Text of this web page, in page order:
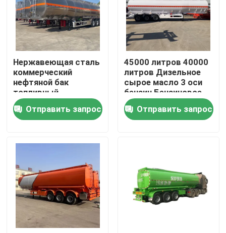
Дом
О нас
Путешествие фабрики
Нержавеющая сталь
коммерческий
нефтяной бак
топливный
полуприцеп 50
квадратный жидкий
бак грузовик
средство
Отправить запрос
45000 литров 40000
литров Дизельное
сырое масло 3 оси
бензин Бензиновое
масло Жидкое
топливо Танкерные
прицепы Танкерные
Отправить запрос